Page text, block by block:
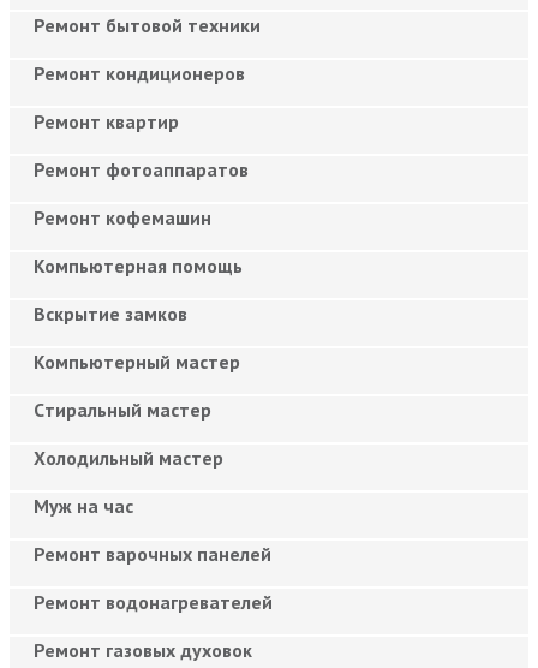
Ремонт бытовой техники
Ремонт кондиционеров
Ремонт квартир
Ремонт фотоаппаратов
Ремонт кофемашин
Компьютерная помощь
Вскрытие замков
Компьютерный мастер
Cтиральный мастер
Холодильный мастер
Муж на час
Ремонт варочных панелей
Ремонт водонагревателей
Ремонт газовых духовок